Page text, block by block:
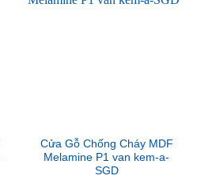
Cửa Gỗ Chống Cháy MDF
Melamine P1 van kem-a-
SGD